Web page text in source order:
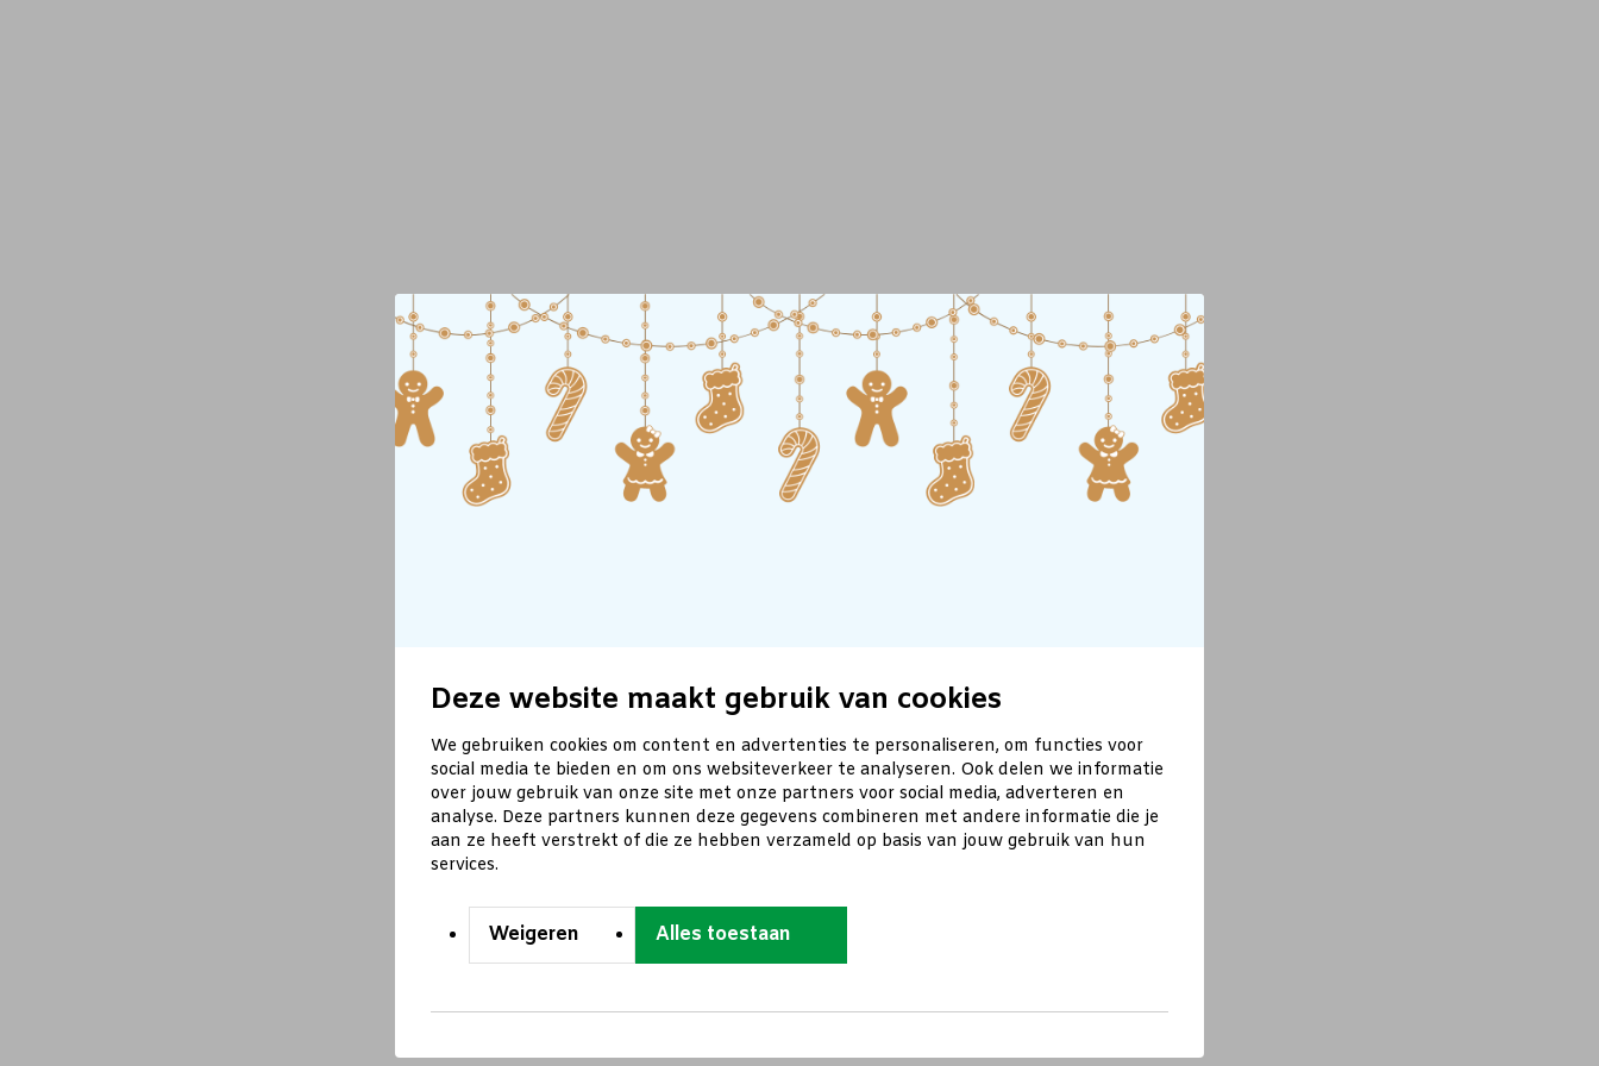
Deze website maakt gebruik van cookies
We gebruiken cookies om content en advertenties te personaliseren, om functies voor
social media te bieden en om ons websiteverkeer te analyseren. Ook delen we informatie
over jouw gebruik van onze site met onze partners voor social media, adverteren en
analyse. Deze partners kunnen deze gegevens combineren met andere informatie die je
aan ze heeft verstrekt of die ze hebben verzameld op basis van jouw gebruik van hun
services.
Weigeren Alles toestaan